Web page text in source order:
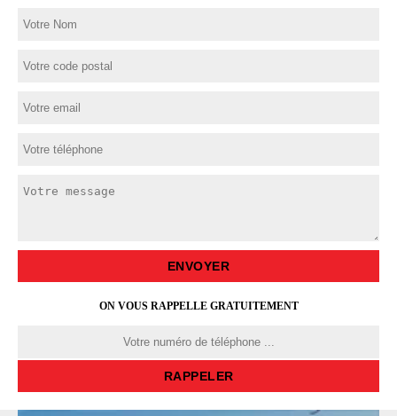
ON VOUS RAPPELLE GRATUITEMENT